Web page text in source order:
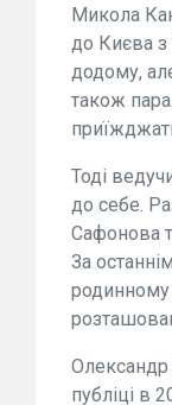
Микола
до Києва з
додому,
також
Тоді
до себе.
Сафонова
За
родинному
Олександр
публіці в